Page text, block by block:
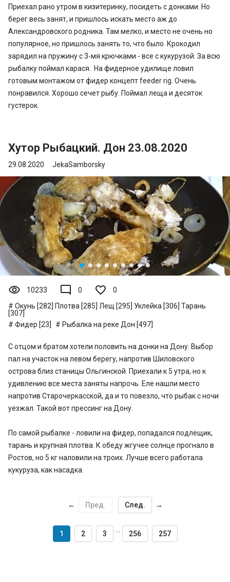
Приехал рано утром в кизитеринку, посидеть с донками. Но
берег весь занят, и пришлось искать место аж до
Александровского родника. Там мелко, и место не очень но
популярное, но пришлось занять то, что было. Крокодил
зарядил на пружину с 3-мя крючками - все с кукурузой. За всю
рыбалку поймал карася. На фидерное удилище ловил
готовым монтажом от фидер концепт feeder rig. Очень
понравился. Хорошо сечет рыбу. Поймал леща и десяток
густерок.
Хутор Рыбацкий. Дон 23.08.2020
29.08.2020 JekaSamborsky
visibility 10233 mode_comment 0
0
Окунь [282] Плотва [285] Лещ [295] Уклейка [306] Тарань
[307]
Фидер [23]
Рыбалка на реке Дон [497]
С отцом и братом хотели половить на донки на Дону. Выбор
пал на участок на левом берегу, напротив Шиловского
острова близ станицы Ольгинской. Приехали к 5 утра, но к
удивлению все места заняты напрочь. Еле нашли место
напротив Старочеркасской, да и то повезло, что рыбак с ночи
уезжал. Такой вот прессинг на Дону.
По самой рыбалке - ловили на фидер, попадался подлещик,
тарань и крупная плотва. К обеду жгучее солнце прогнало в
Ростов, но 5 кг наловили на троих. Лучше всего работала
кукуруза, как насадка.
← Пред. След. →
1 2 3 256 257